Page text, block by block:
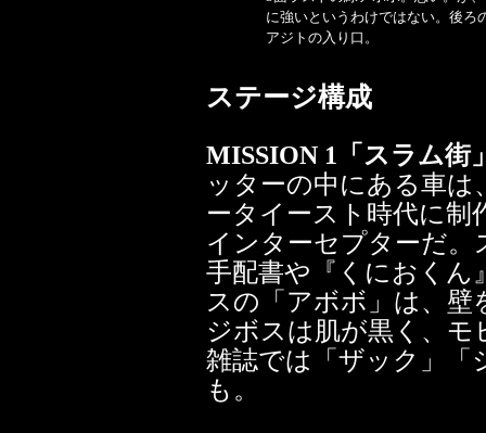
に強いというわけではない。後ろ
アジトの入り口。
ステージ構成
MISSION 1「スラム
ッターの中にある車
ータイースト時代に制
インターセプターだ
手配書や『くにおくん
スの「アボボ」は、
ジボスは肌が黒く、モ
雑誌では「ザック」「
も。